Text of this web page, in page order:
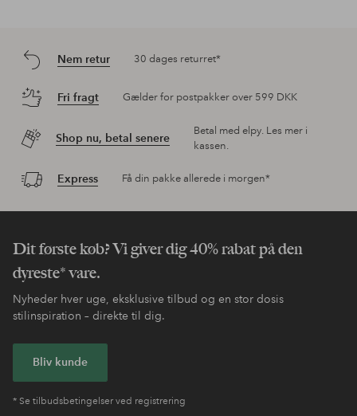
Nem retur 30 dages returret*
Fri fragt Gælder for postpakker over 599 DKK
Shop nu, betal senere
Betal med elpy. Les mer i
kassen.
Express Få din pakke allerede i morgen*
Dit første køb? Vi giver dig 40% rabat på den
dyreste* vare.
Nyheder hver uge, eksklusive tilbud og en stor dosis
stilinspiration – direkte til dig.
Bliv kunde
* Se tilbudsbetingelser ved registrering